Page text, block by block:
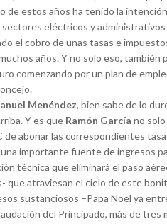
de estos años ha tenido la
eléctricos y
el cobro de unas tasas e
años. Y no solo eso,
comenzando por un plan de
Menéndez, bien sabe de lo
Y es que Ramón García no
de abonar las correspondientes
importante fuente de ingresos
técnica que eliminará el paso
que atraviesan el cielo de este
sustanciosos –Papa Noel ya
del Principado, más de